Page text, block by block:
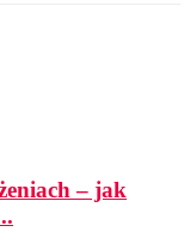
– jak